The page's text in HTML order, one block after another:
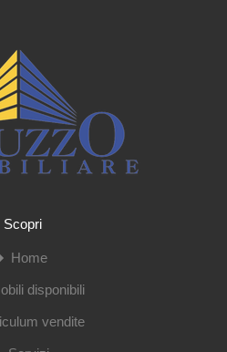
Scopri
Home
disponibili
vendite